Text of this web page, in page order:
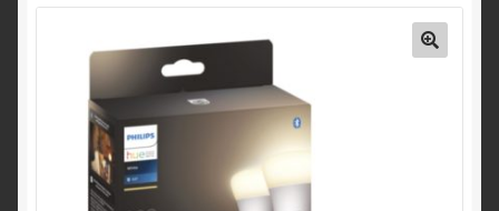
ut
Kontakt